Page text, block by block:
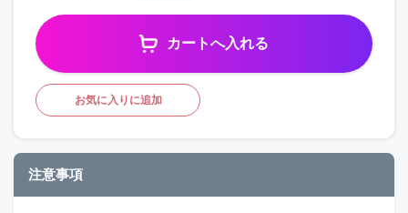
カートへ入れる
お気に入りに追加
注意事項